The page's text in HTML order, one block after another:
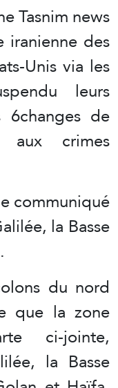
Tasnim news
iranienne des
Unis via les
leurs
de
aux crimes
communiqué
la Basse
du nord
que la zone
ci-jointe,
la Basse